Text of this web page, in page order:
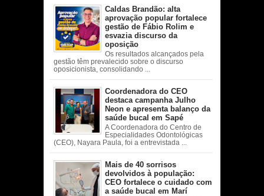
Caldas Brandão: alta
aprovação popular fortalece
gestão de Fábio Rolim e
esvazia discurso da
oposição
Os resultados alcançados pela
gestão têm prevalecido sobre o discurso
oposicionista, consolidando ...
Coordenadora do CEO
destaca campanha Julho
Neon e apresenta balanço da
saúde bucal em Sapé
A Coordenadora do Centro de
Especialidades Odontológicas
(CEO), Nayara Paula, foi a entrevistada ...
Mais de 40 sorrisos
devolvidos à população:
CEO fortalece o cuidado com
a saúde bucal em Marí